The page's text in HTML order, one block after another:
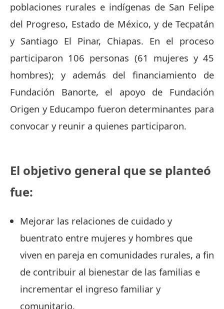
poblaciones rurales e indígenas de San Felipe
del Progreso, Estado de México, y de Tecpatán
y Santiago El Pinar, Chiapas. En el proceso
participaron 106 personas (61 mujeres y 45
hombres); y además del financiamiento de
Fundación Banorte, el apoyo de Fundación
Origen y Educampo fueron determinantes para
convocar y reunir a quienes participaron.
El objetivo general que se planteó
fue:
Mejorar las relaciones de cuidado y
buentrato entre mujeres y hombres que
viven en pareja en comunidades rurales, a fin
de contribuir al bienestar de las familias e
incrementar el ingreso familiar y
comunitario.